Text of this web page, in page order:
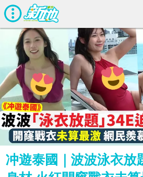
冲遊泰國｜波波泳衣放